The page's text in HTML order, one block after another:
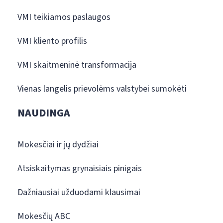
VMI teikiamos paslaugos
VMI kliento profilis
VMI skaitmeninė transformacija
Vienas langelis prievolėms valstybei sumokėti
NAUDINGA
Mokesčiai ir jų dydžiai
Atsiskaitymas grynaisiais pinigais
Dažniausiai užduodami klausimai
Mokesčių ABC